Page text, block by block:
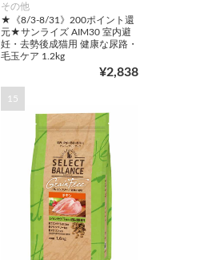
その他
★《8/3-8/31》200ポイント還
元★サンライズ AIM30 室内避
妊・去勢後成猫用 健康な尿路・
毛玉ケア 1.2kg
¥2,838
15